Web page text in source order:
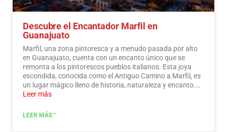
Descubre el Encantador Marfil en
Guanajuato
Marfil, una zona pintoresca y a menudo pasada por alto
en Guanajuato, cuenta con un encanto único que se
remonta a los pintorescos pueblos italianos. Esta joya
escondida, conocida como el Antiguo Camino a Marfil, es
un lugar mágico lleno de historia, naturaleza y encanto.…
Leer más
LEER MÁS "